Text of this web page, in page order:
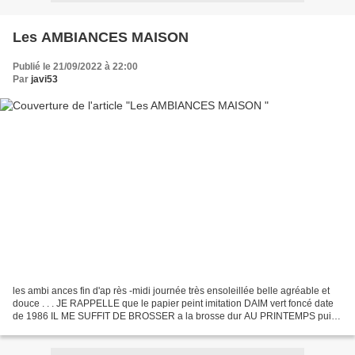
Les AMBIANCES MAISON
Publié le 21/09/2022 à 22:00
Par javi53
les ambi ances fin d'ap rès -midi journée très ensoleillée belle agréable et
douce . . . JE RAPPELLE que le papier peint imitation DAIM vert foncé date
de 1986 IL ME SUFFIT DE BROSSER a la brosse dur AU PRINTEMPS puis